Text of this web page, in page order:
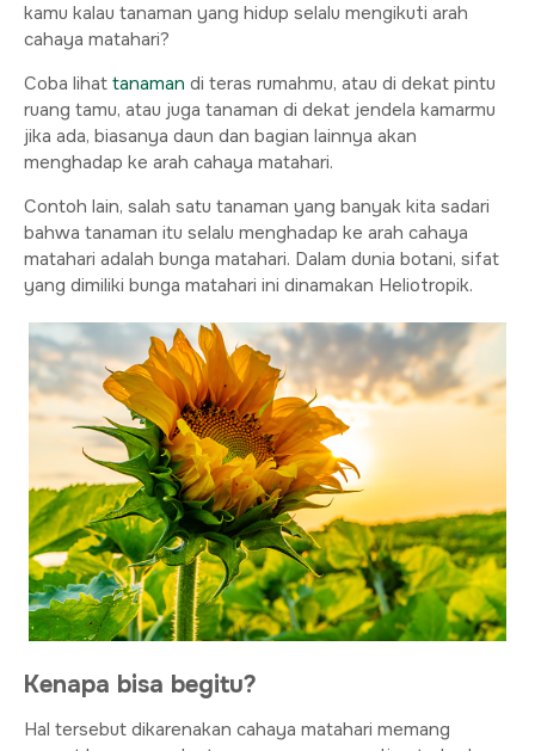
kamu kalau tanaman yang hidup selalu mengikuti arah
cahaya matahari?
Coba lihat tanaman di teras rumahmu, atau di dekat pintu
ruang tamu, atau juga tanaman di dekat jendela kamarmu
jika ada, biasanya daun dan bagian lainnya akan
menghadap ke arah cahaya matahari.
Contoh lain, salah satu tanaman yang banyak kita sadari
bahwa tanaman itu selalu menghadap ke arah cahaya
matahari adalah bunga matahari. Dalam dunia botani, sifat
yang dimiliki bunga matahari ini dinamakan Heliotropik.
Kenapa bisa begitu?
Hal tersebut dikarenakan cahaya matahari memang